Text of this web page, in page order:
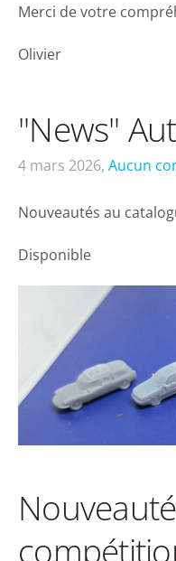
Merci de votre
Olivier
"News"
4 mars 2026, Aucun
Nouveautés au
Disponible